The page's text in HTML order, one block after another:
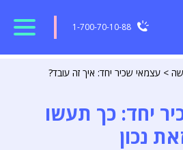
1-700-70-10-88
> עצמאי שכיר יחד: איך זה עובד?
יחד: כך תעשו
נכון